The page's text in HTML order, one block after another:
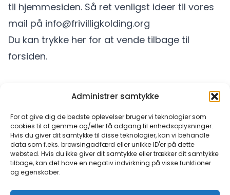
Administrer samtykke
For at give dig de bedste oplevelser bruger vi teknologier som
cookies til at gemme og/eller få adgang til enhedsoplysninger.
Hvis du giver dit samtykke til disse teknologier, kan vi behandle
data som f.eks. browsingadfærd eller unikke ID'er på dette
websted. Hvis du ikke giver dit samtykke eller trækker dit samtykke
tilbage, kan det have en negativ indvirkning på visse funktioner
og egenskaber.
til hjemmesiden. Så ret venligst ideer til vores
mail på info@frivilligkolding.org
Du kan trykke her for at vende tilbage til
forsiden.